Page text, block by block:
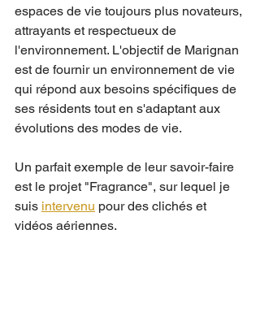
espaces de vie toujours plus novateurs,
attrayants et respectueux de
l'environnement. L'objectif de Marignan
est de fournir un environnement de vie
qui répond aux besoins spécifiques de
ses résidents tout en s'adaptant aux
évolutions des modes de vie.
Un parfait exemple de leur savoir-faire
est le projet "Fragrance", sur lequel je
suis intervenu pour des clichés et
vidéos aériennes.